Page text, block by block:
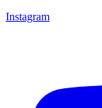
Instagram